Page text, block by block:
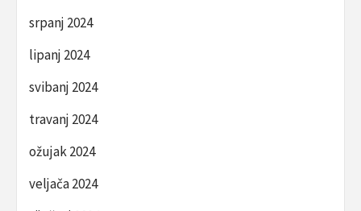
srpanj 2024
lipanj 2024
svibanj 2024
travanj 2024
ožujak 2024
veljača 2024